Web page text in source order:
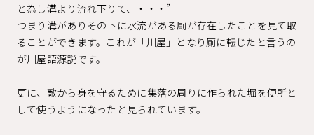
と為し溝より流れ下りて、・・・”
つまり溝がありその下に水流がある厠が存在したことを見て取
ることができます。これが「川屋」となり厠に転じたと言うの
が川屋語源説です。
更に、敵から身を守るために集落の周りに作られた堀を便所と
して使うようになったと見られています。